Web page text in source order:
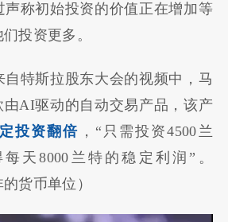
声称初始投资的价值正在增加等
投资更多。
特斯拉股东大会的视频中，马
由AI驱动的自动交易产品，该产
投资翻倍 ，“只需投资4500兰
天8000兰特的稳定利润”。
货币单位）